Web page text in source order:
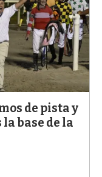
de pista y
base de la